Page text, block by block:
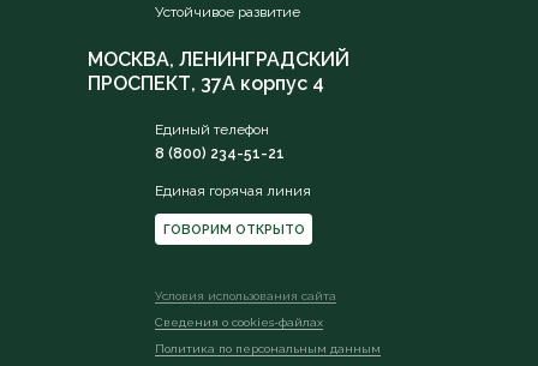
Устойчивое развитие
Единый телефон
8 (800) 234-51-21
Условия использования сайта
Политика по персональным данным
Сведения о сookies-файлах
МОСКВА, ЛЕНИНГРАДСКИЙ
ПРОСПЕКТ, 37А корпус 4
ГОВОРИМ ОТКРЫТО
Единая горячая линия